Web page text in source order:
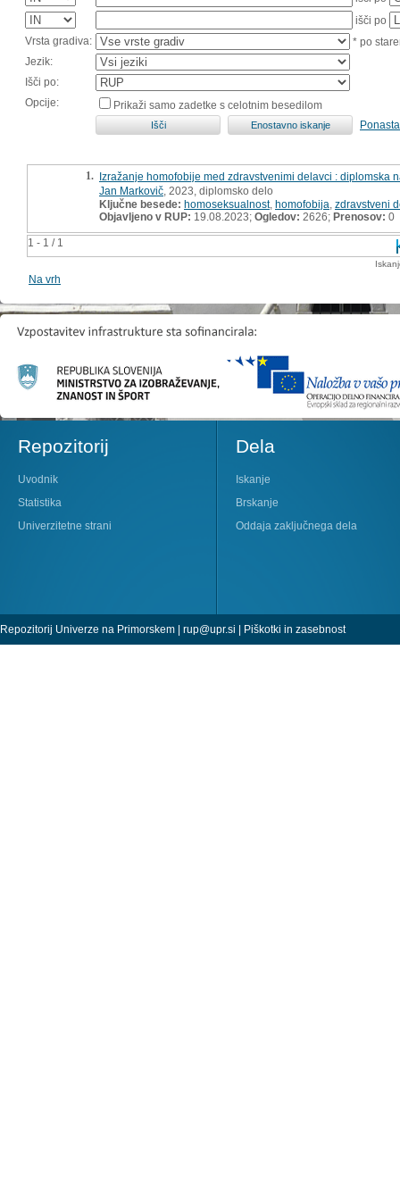
išči po
Vrsta gradiva:
* po
Jezik:
Išči po:
Opcije:
Prikaži samo zadetke s celotnim besedilom
1 - 1 / 1
1. Izražanje homofobije med zdravstvenimi delavci : diplomska
Jan Markovič , 2023, diplomsko delo
Ključne besede: homoseksualnost, homofobija zdravstveni
Objavljeno v RUP: 19.08.2023; Ogledov: 2626; Prenosov: 0
Na vrh
Repozitorij
Uvodnik
Statistika
Univerzitetne strani
Dela
Iskanje
Brskanje
Oddaja zaključnega dela
Repozitorij Univerze na Primorskem | rup@upr.si | Piškotki in zasebnost